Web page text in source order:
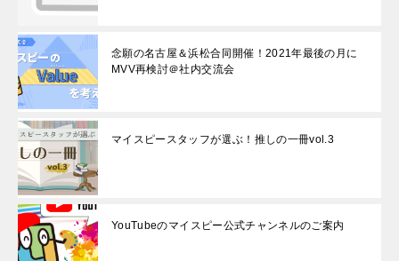
念願の名古屋＆浜松合同開催！2021年最後の月に
MVV再検討＠社内交流会
マイスピースタッフが選ぶ！推しの一冊vol.3
YouTubeのマイスピー公式チャンネルのご案内